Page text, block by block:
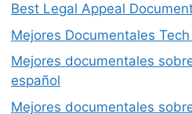
Best Legal Appeal
Mejores Documentales
Mejores documentales
español
Mejores documentales